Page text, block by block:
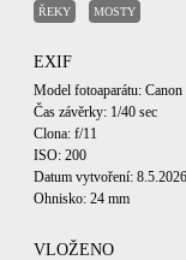
ŘEKY MOSTY
EXIF
Model fotoaparátu:
Čas závěrky: 1/40 sec
Clona: f/11
ISO: 200
Datum vytvoření:
Ohnisko: 24 mm
VLOŽENO